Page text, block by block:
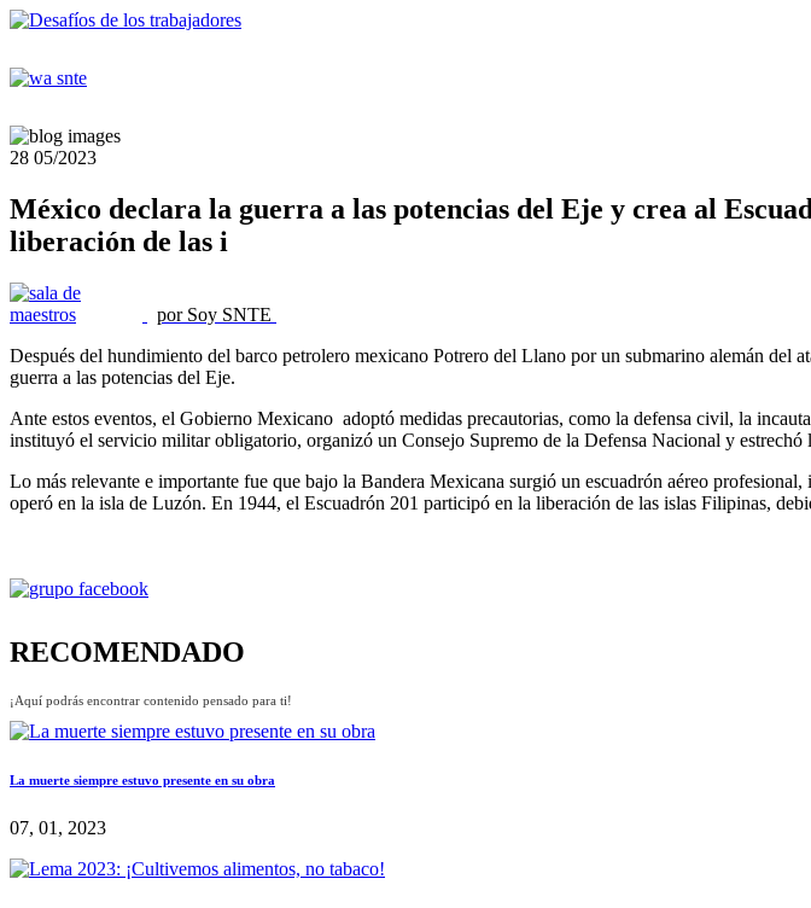
28 05/2023
México declara la guerra a las potencias del Eje y crea al
liberación de las i
por Soy SNTE
Después del hundimiento del barco petrolero mexicano Potrero del Llano por un submarino alemán
guerra a las potencias del Eje.
Ante estos eventos, el Gobierno Mexicano adoptó medidas precautorias, como la defensa civil, la
instituyó el servicio militar obligatorio, organizó un Consejo Supremo de la Defensa Nacional y
Lo más relevante e importante fue que bajo la Bandera Mexicana surgió un escuadrón aéreo
operó en la isla de Luzón. En 1944, el Escuadrón 201 participó en la liberación de las islas Filipinas,
RECOMENDADO
¡Aquí podrás encontrar contenido pensado para ti!
La muerte siempre estuvo presente en su obra
07, 01, 2023